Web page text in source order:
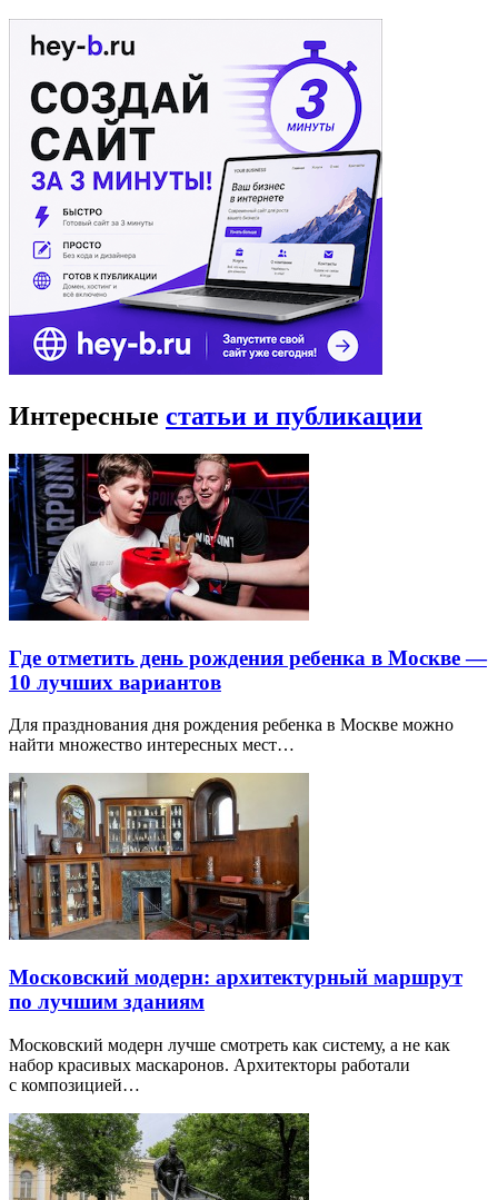
Интересные статьи и публикации
Где отметить день рождения ребенка в Москве —
10 лучших вариантов
Для празднования дня рождения ребенка в Москве можно
найти множество интересных мест…
Московский модерн: архитектурный маршрут
по лучшим зданиям
Московский модерн лучше смотреть как систему, а не как
набор красивых маскаронов. Архитекторы работали
с композицией…